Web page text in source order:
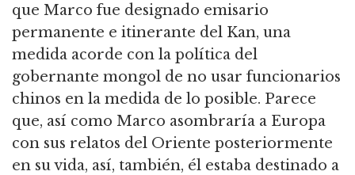
que Marco fue designado emisario
permanente e itinerante del Kan, una
medida acorde con la política del
gobernante mongol de no usar funcionarios
chinos en la medida de lo posible. Parece
que, así como Marco asombraría a Europa
con sus relatos del Oriente posteriormente
en su vida, así, también, él estaba destinado a